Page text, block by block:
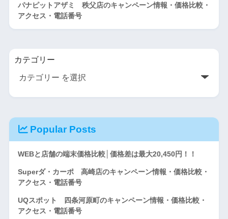
パナピットアザミ 秩父店のキャンペーン情報・価格比較・
アクセス・電話番号
カテゴリー
Popular Posts
WEBと店舗の端末価格比較│価格差は最大20,450円！！
Superダ・カーポ 高崎店のキャンペーン情報・価格比較・
アクセス・電話番号
UQスポット 四条河原町のキャンペーン情報・価格比較・
アクセス・電話番号